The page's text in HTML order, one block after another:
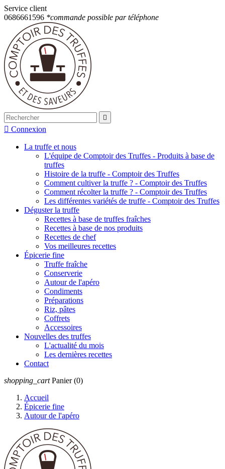
Service client
0686661596 *commande possible par téléphone

 Connexion
La truffe et nous
L'équipe de Comptoir des Truffes - Produits à base de
truffes
Histoire de la truffe - Comptoir des Truffes
Comment cultiver la truffe ? - Comptoir des Truffes
Comment récolter la truffe ? - Comptoir des Truffes
Les différentes variétés de truffe - Comptoir des Truffes
Déguster la truffe
Recettes à base de truffes fraîches
Recettes à base de nos produits
Recettes de chef
Vos meilleures recettes
Épicerie fine
Truffe fraîche
Conserverie
Autour de l'apéro
Condiments
Préparations
Riz, pâtes
Coffrets
Accessoires
Nouvelles des truffes
L'actualité du mois
Les dernières recettes
Contact
shopping_cart Panier (0)
Accueil
Épicerie fine
Autour de l'apéro